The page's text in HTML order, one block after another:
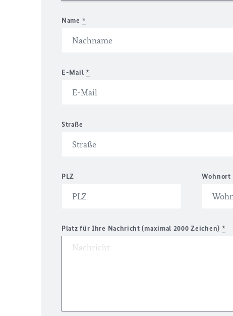
Name *
E-Mail *
Straße
PLZ Wohnort
Platz für Ihre Nachricht (maximal 2000 Zeichen) *